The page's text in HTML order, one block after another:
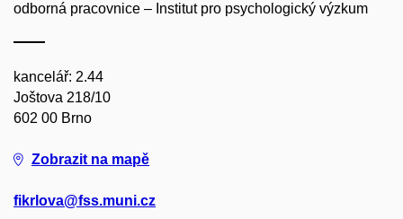
odborná pracovnice – Institut pro psychologický výzkum
kancelář: 2.44
Joštova 218/10
602 00 Brno
Zobrazit na mapě
fikrlova@fss.muni.cz